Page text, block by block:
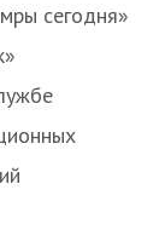
сегодня»